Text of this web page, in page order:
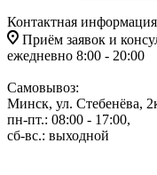
Контактная информация
Приём заявок и
ежедневно 8:00 - 20:00
Самовывоз:
Минск, ул. Стебенёва,
пн-пт.: 08:00 - 17:00,
сб-вс.: выходной